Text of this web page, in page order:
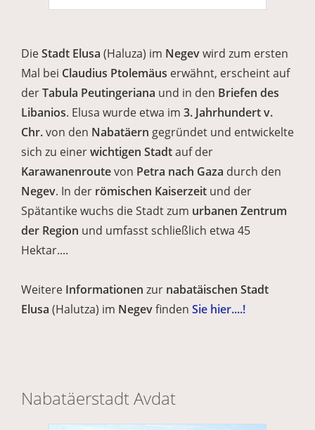
DieStadt Elusa (Haluza) im Negevwird zum ersten
Mal bei Claudius Ptolemäus erwähnt, erscheint auf
derTabula Peutingeriana und in den Briefen des
Libanios. Elusa wurde etwa im 3. Jahrhundert v.
Chr.von den Nabatäern gegründet und entwickelte
sich zu einerwichtigen Stadtauf der
Karawanenroutevon Petra nach Gaza durch den
Negev. In der römischen Kaiserzeit und der
Spätantike wuchs die Stadt zum urbanen Zentrum
der Region und umfasst schließlich etwa 45
Hektar....
Weitere Informationen zur nabatäischen Stadt
Elusa (Halutza) im Negevfinden Sie hier....!
Nabatäerstadt Avdat